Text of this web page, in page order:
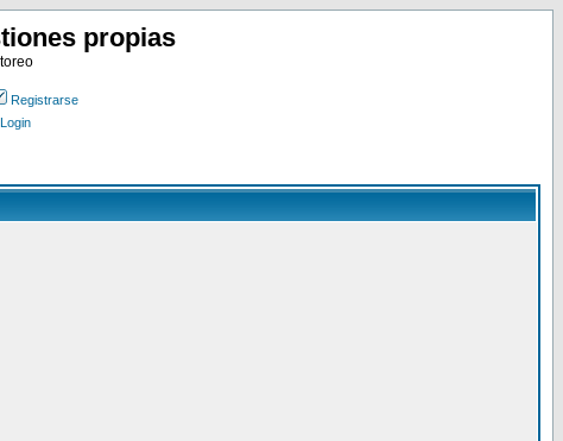
propias
Registrarse
Login